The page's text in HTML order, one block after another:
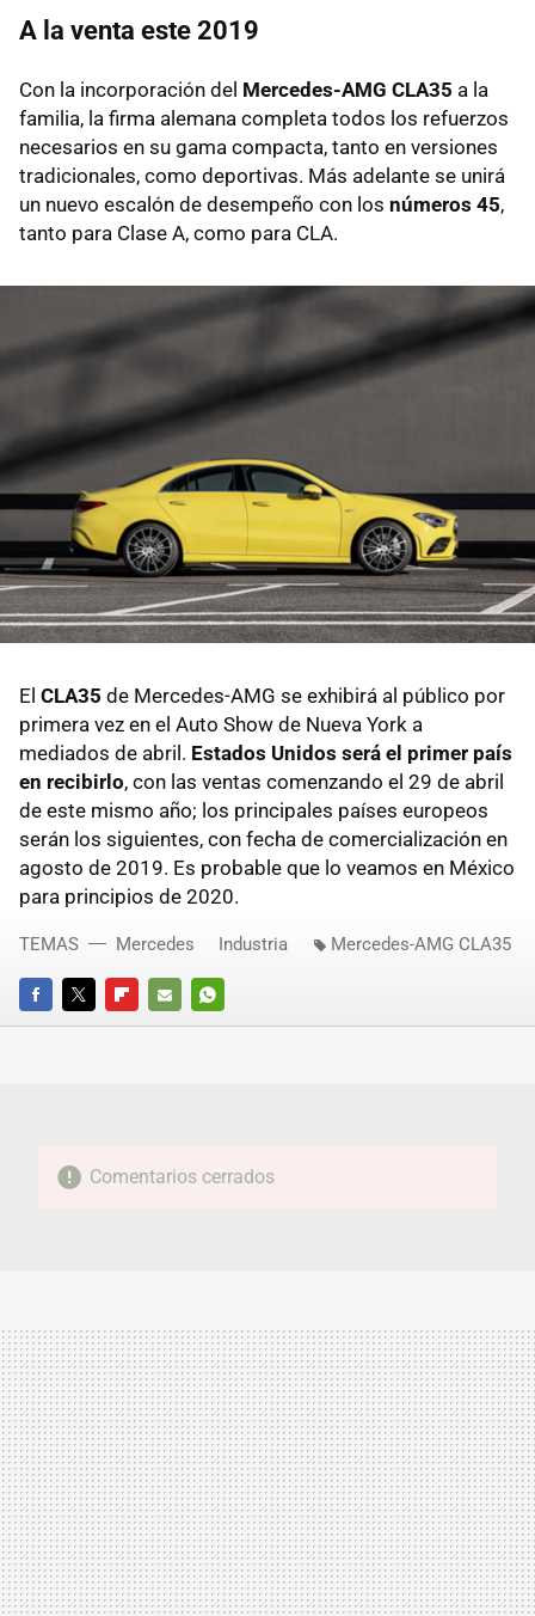
A la venta este 2019
Con la incorporación del Mercedes-AMG CLA35 a la
familia, la firma alemana completa todos los refuerzos
necesarios en su gama compacta, tanto en versiones
tradicionales, como deportivas. Más adelante se unirá
un nuevo escalón de desempeño con los números 45,
tanto para Clase A, como para CLA.
El CLA35 de Mercedes-AMG se exhibirá al público por
primera vez en el Auto Show de Nueva York a
mediados de abril. Estados Unidos será el primer país
en recibirlo, con las ventas comenzando el 29 de abril
de este mismo año; los principales países europeos
serán los siguientes, con fecha de comercialización en
agosto de 2019. Es probable que lo veamos en México
para principios de 2020.
FACEBOOKTWITTERFLIPBOARD
E-
WHATSAPP
TEMAS Mercedes Industria Mercedes-AMG CLA35
Comentarios cerrados